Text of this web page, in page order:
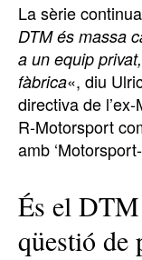
La sèrie
DTM és massa
a un equip
fàbrica«, diu
directiva de
R-Motorsport
amb
És el DTM
qüestió de